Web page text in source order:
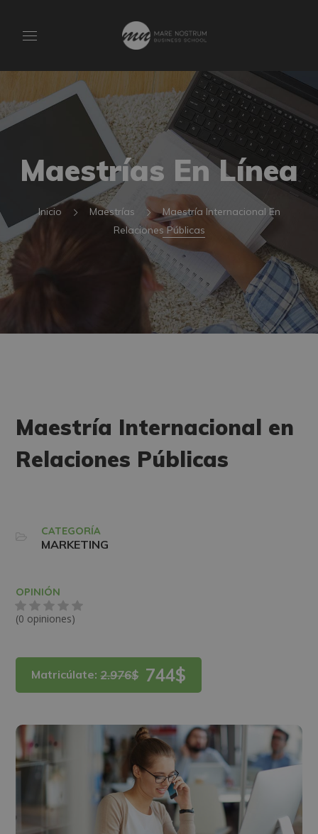
Maestrías En Línea
Inicio Maestrías
Maestría Internacional En
Relaciones Públicas
Maestría Internacional en
Relaciones Públicas
CATEGORÍA
MARKETING
OPINIÓN
(0 opiniones)
Matricúlate:2.976$ 744$